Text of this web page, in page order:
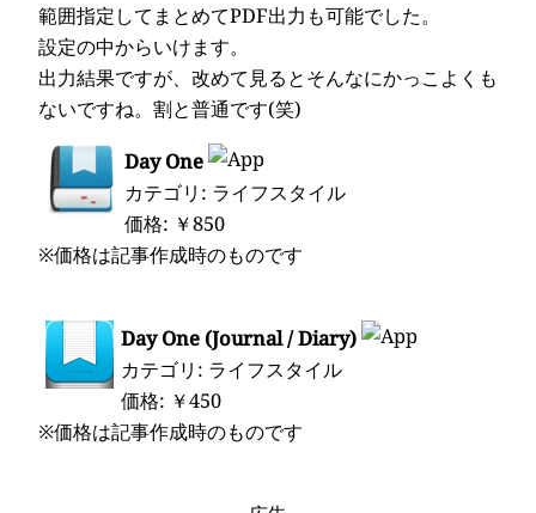
範囲指定してまとめてPDF出力も可能でした。
設定の中からいけます。
出力結果ですが、改めて見るとそんなにかっこよくも
ないですね。割と普通です(笑)
Day One
カテゴリ: ライフスタイル
価格: ￥850
※価格は記事作成時のものです
Day One (Journal / Diary)
カテゴリ: ライフスタイル
価格: ￥450
※価格は記事作成時のものです